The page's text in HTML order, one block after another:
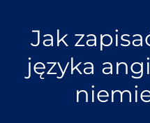
Jak
języka